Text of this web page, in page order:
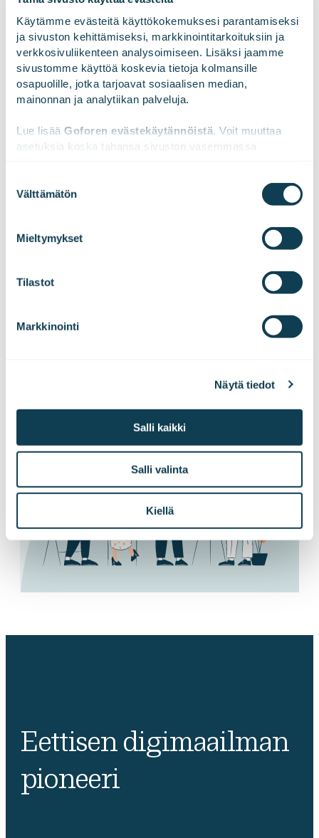
Käytämme evästeitä käyttökokemuksesi parantamiseksi
ja sivuston kehittämiseksi, markkinointitarkoituksiin ja
verkkosivuliikenteen analysoimiseen. Lisäksi jaamme
sivustomme käyttöä koskevia tietoja kolmansille
osapuolille, jotka tarjoavat sosiaalisen median,
mainonnan ja analytiikan palveluja.
Lue lisää Goforen evästekäytännöistä . Voit muuttaa
asetuksia koska tahansa sivuston vasemmassa
valinta
Välttämätön
Mieltymykset
Tilastot
Markkinointi
Näytä tiedot
Salli kaikki
Salli valinta
Kiellä
JAA LinkedInissä
X:ssäFacebookissa
Tilaa tiedotteemme!
Tilaa pörssitiedotteet ja lehdistötiedotteet
suoraan sähköpostiisi!
Eettisen digimaailman
pioneeri